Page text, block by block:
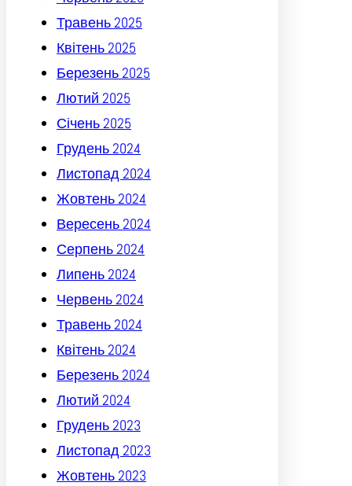
Травень 2025
Квітень 2025
Березень 2025
Лютий 2025
Січень 2025
Грудень 2024
Листопад 2024
Жовтень 2024
Вересень 2024
Серпень 2024
Липень 2024
Червень 2024
Травень 2024
Квітень 2024
Березень 2024
Лютий 2024
Грудень 2023
Листопад 2023
Жовтень 2023